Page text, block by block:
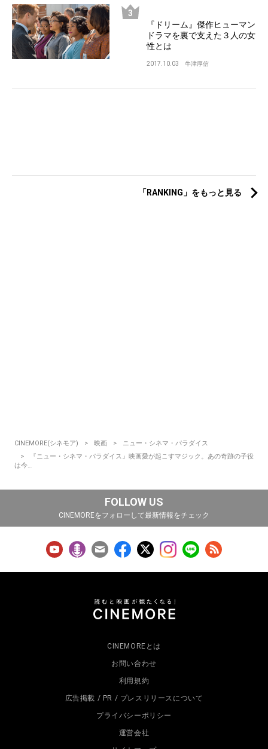
『ドリーム』傑作ヒューマン
ドラマを裏で支えた３人の女
性とは
2017.10.03 牛津厚信
「RANKING」をもっと見る
CINEMORE(シネモア) 映画
ニュー・シネマ・パラダイス
『ニュー・シネマ・パラダイス』映画愛が起こすマジック。あの奇跡の子役
は今…
FOLLOW US
CINEMOREをフォローして最新情報をチェック
CINEMOREとは
お問い合わせ
利用規約
広告掲載 / PR / プレスリリースについて
プライバシーポリシー
運営会社